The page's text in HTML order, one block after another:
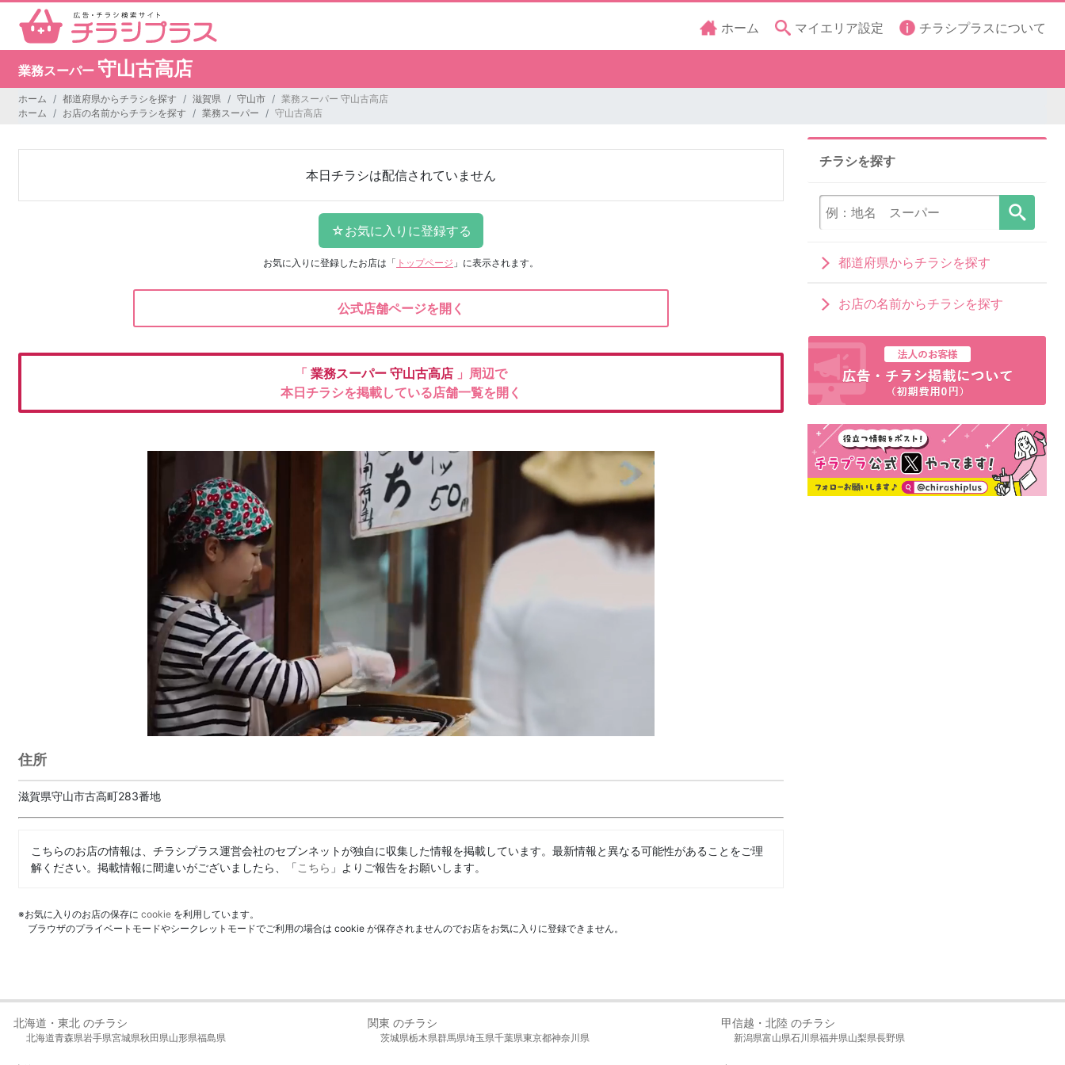
ホーム マイエリア設定 チラシプラスについて
業務スーパー 守山古高店
ホーム 都道府県からチラシを探す 滋賀県 守山市
業務スーパー 守山古高店
ホーム
お店の名前からチラシを探す 業務スーパー 守山古高店
本日チラシは配信されていません
お気に入りに登録したお店は 「 トップページ 」に表示されます。
公式店舗ページを開く
「 業務スーパー 守山古高店 」周辺で
本日チラシを掲載している店舗一覧を開く
住所
滋賀県守山市古高町283番地
こちらのお店の情報は、チラシプラス運営会社のセブンネットが独自に収集した情報を掲載しています。最新情報と異なる可能性があることをご理
解ください。掲載情報に間違いがございましたら、「こちら 」よりご報告をお願いします。
※お気に入りのお店の保存に cookie を利用しています。
ブラウザのプライベートモードやシークレットモードでご利用の場合は cookie が保存されませんのでお店をお気に入りに登録できません。
チラシを探す
都道府県からチラシを探す
お店の名前からチラシを探す
北海道・東北 のチラシ
北海道青森県岩手県宮城県秋田県山形県福島県
関東 のチラシ
茨城県栃木県群馬県埼玉県千葉県東京都神奈川県
甲信越・北陸 のチラシ
新潟県富山県石川県福井県山梨県長野県